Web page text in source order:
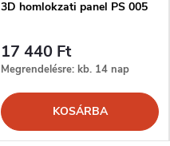
3D homlokzati panel PS 005
17 440 Ft
Megrendelésre: kb. 14 nap
KOSÁRBA